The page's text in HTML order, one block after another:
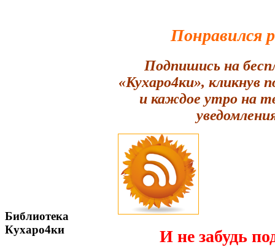
Библиотека
Кухаро4ки
Понравился
Подпишись на
«Кухаро4ки», кликнув
и каждое утро на
И не забудь